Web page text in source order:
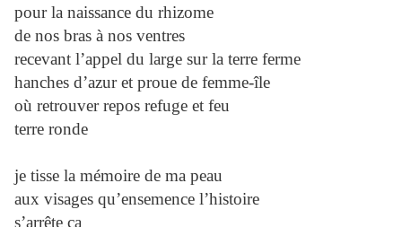
pour la naissance du rhizome
de nos bras à nos ventres
recevant l’appel du large sur la terre ferme
hanches d’azur et proue de femme-île
où retrouver repos refuge et feu
terre ronde
je tisse la mémoire de ma peau
aux visages qu’ensemence l’histoire
s’arrête ça